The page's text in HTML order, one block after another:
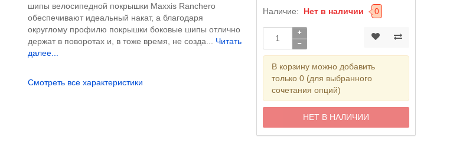
шипы велосипедной покрышки Maxxis Ranchero
обеспечивают идеальный накат, а благодаря
округлому профилю покрышки боковые шипы отлично
держат в поворотах и, в тоже время, не созда... Читать
далее...
Смотреть все характеристики
Наличие: Нет в наличии 0
В корзину можно добавить
только 0 (для выбранного
сочетания опций)
НЕТ В НАЛИЧИИ